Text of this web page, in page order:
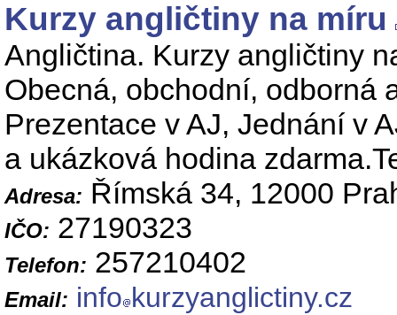
Kurzy angličtiny na míru
Angličtina. Kurzy angličtiny
Obecná, obchodní, odborná
Prezentace v AJ, Jednání v
a ukázková hodina
Adresa: Římská 34, 12000
IČO: 27190323
Telefon: 257210402
Email: info kurzyanglictiny.cz